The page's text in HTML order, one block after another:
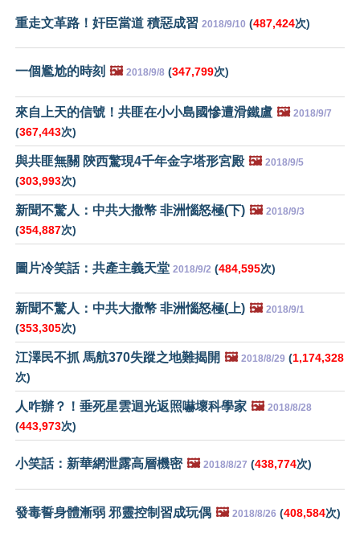
重走文革路！奸臣當道 積惡成習 2018/9/10 (487,424次)
一個尷尬的時刻 🖼️ 2018/9/8 (347,799次)
來自上天的信號！共匪在小小島國慘遭滑鐵盧 🖼️ 2018/9/7
(367,443次)
與共匪無關 陝西驚現4千年金字塔形宮殿 🖼️ 2018/9/5
(303,993次)
新聞不驚人：中共大撒幣 非洲惱怒極(下) 🖼️ 2018/9/3
(354,887次)
圖片冷笑話：共產主義天堂 2018/9/2 (484,595次)
新聞不驚人：中共大撒幣 非洲惱怒極(上) 🖼️ 2018/9/1
(353,305次)
江澤民不抓 馬航370失蹤之地難揭開 🖼️ 2018/8/29 (1,174,328
次)
人咋辦？！垂死星雲迴光返照嚇壞科學家 🖼️ 2018/8/28
(443,973次)
小笑話：新華網泄露高層機密 🖼️ 2018/8/27 (438,774次)
發毒誓身體漸弱 邪靈控制習成玩偶 🖼️ 2018/8/26 (408,584次)